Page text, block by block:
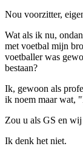
Nou voorzitter,
Wat als ik nu,
met voetbal mijn
voetballer was
bestaan?
Ik, gewoon als
ik noem maar wat,
Zou u als GS en
Ik denk het niet.